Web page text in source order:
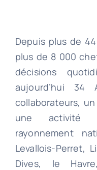
Depuis plus de
plus de 8 000
décisions
aujourd’hui 34
collaborateurs,
une activité
rayonnement
Levallois-Perret,
Dives, le